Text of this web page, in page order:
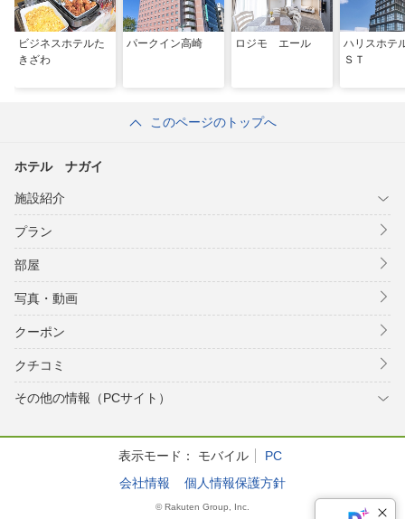
ビジネスホテルた
きざわ
パークイン高崎 ロジモ エール
ハリスホテ
ＳＴ
このページのトップへ
ホテル ナガイ
施設紹介
プラン
部屋
写真・動画
クーポン
クチコミ
その他の情報（PCサイト）
表示モード： モバイル
PC
会社情報
個人情報保護方針
© Rakuten Group, Inc.